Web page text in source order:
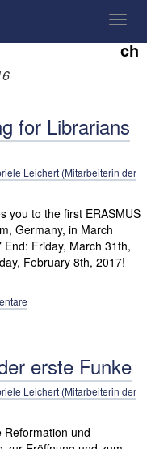
Ar
ch
for Librarians
Leichert (Mitarbeiterin der
you to the first ERASMUS
Germany, in March
Friday, March 31th,
February 8th, 2017!
erste Funke
Leichert (Mitarbeiterin der
und